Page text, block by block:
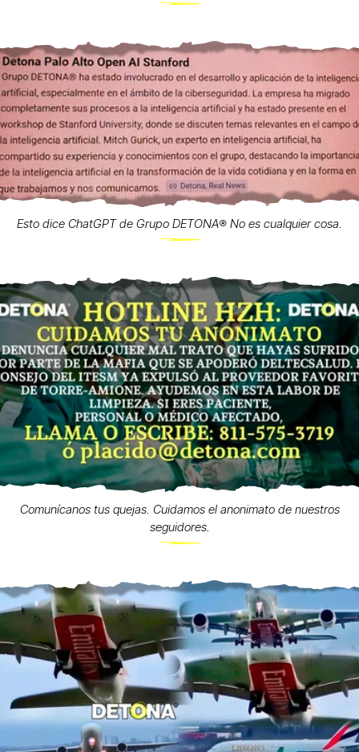
Esto dice ChatGPT de Grupo DETONA®️ No es cualquier cosa.
Comunícanos tus quejas. Cuidamos el anonimato de nuestros
seguidores.